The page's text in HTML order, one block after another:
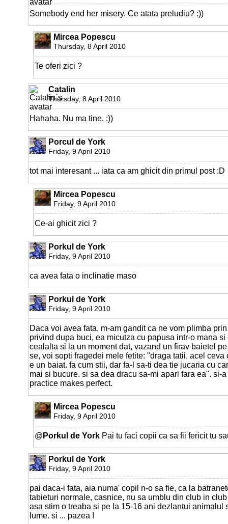
Somebody end her misery. Ce atata preludiu? :))
Mircea Popescu
Thursday, 8 April 2010
Te oferi zici ?
Catalin
Thursday, 8 April 2010
Hahaha. Nu ma tine. :))
Porcul de York
Friday, 9 April 2010
tot mai interesant ... iata ca am ghicit din primul post :D
Mircea Popescu
Friday, 9 April 2010
Ce-ai ghicit zici ?
Porkul de York
Friday, 9 April 2010
ca avea fata o inclinatie maso
Porkul de York
Friday, 9 April 2010
Daca voi avea fata, m-am gandit ca ne vom plimba
privind dupa buci, ea micutza cu papusa intr-o mana
cealalta si la un moment dat, vazand un firav baietel
se, voi sopti fragedei mele fetite: "draga tatii, acel ceva
e un baiat. fa cum stii, dar fa-l sa-ti dea tie jucaria cu
mai si bucure. si sa dea dracu sa-mi apari fara ea". si-
practice makes perfect.
Mircea Popescu
Friday, 9 April 2010
@ Porkul de York Pai tu faci copii ca sa fii fericit tu
Porkul de York
Friday, 9 April 2010
pai daca-i fata, aia numa' copil n-o sa fie, ca la
tabieturi normale, casnice, nu sa umblu din club in
asa stim o treaba si pe la 15-16 ani dezlantui animalul
lume. si ... pazea !